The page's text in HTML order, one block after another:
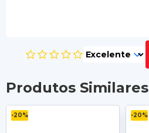
Produtos Similares
-20% -20%